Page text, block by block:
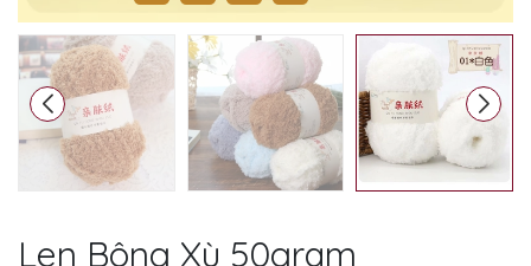
Len Bông Xù 50gram
Điều kiện: